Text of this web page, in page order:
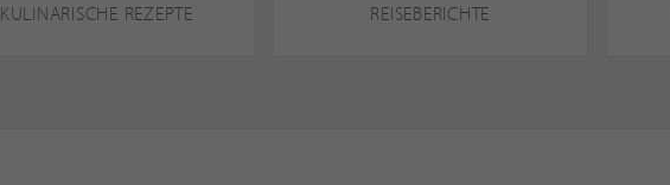
KULINARISCHE REZEPTE REISEBERICHTE